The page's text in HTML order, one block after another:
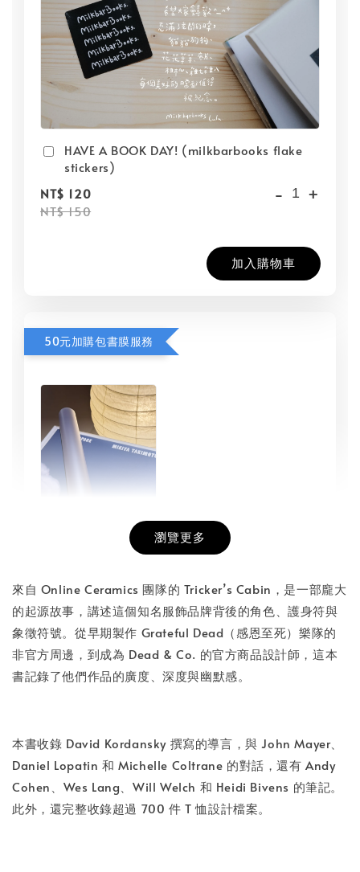
HAVE A BOOK DAY! (milkbarbooks flake
stickers)
NT$ 120
NT$ 150
- +
加入購物車
50元加購包書膜服務
NT$ 50
NT$ 100
- +
加入購物車
瀏覽更多
來自 Online Ceramics 團隊的 Tricker’s Cabin，是一部龐大
的起源故事，講述這個知名服飾品牌背後的角色、護身符與
象徵符號。從早期製作 Grateful Dead（感恩至死）樂隊的
非官方周邊，到成為 Dead & Co. 的官方商品設計師，這本
書記錄了他們作品的廣度、深度與幽默感。
本書收錄 David Kordansky 撰寫的導言，與 John Mayer、
Daniel Lopatin 和 Michelle Coltrane 的對話，還有 Andy
Cohen、Wes Lang、Will Welch 和 Heidi Bivens 的筆記。
此外，還完整收錄超過 700 件 T 恤設計檔案。